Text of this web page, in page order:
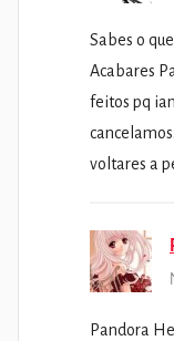
Sabes o
Acabares
feitos pq
voltares a
Pandora